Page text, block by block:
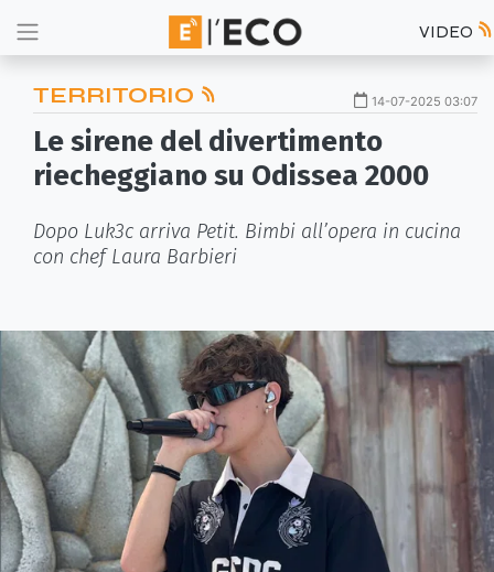
VIDEO
TERRITORIO 14-07-2025 03:07
Le sirene del divertimento
riecheggiano su Odissea 2000
Dopo Luk3c arriva Petit. Bimbi all’opera in cucina
con chef Laura Barbieri